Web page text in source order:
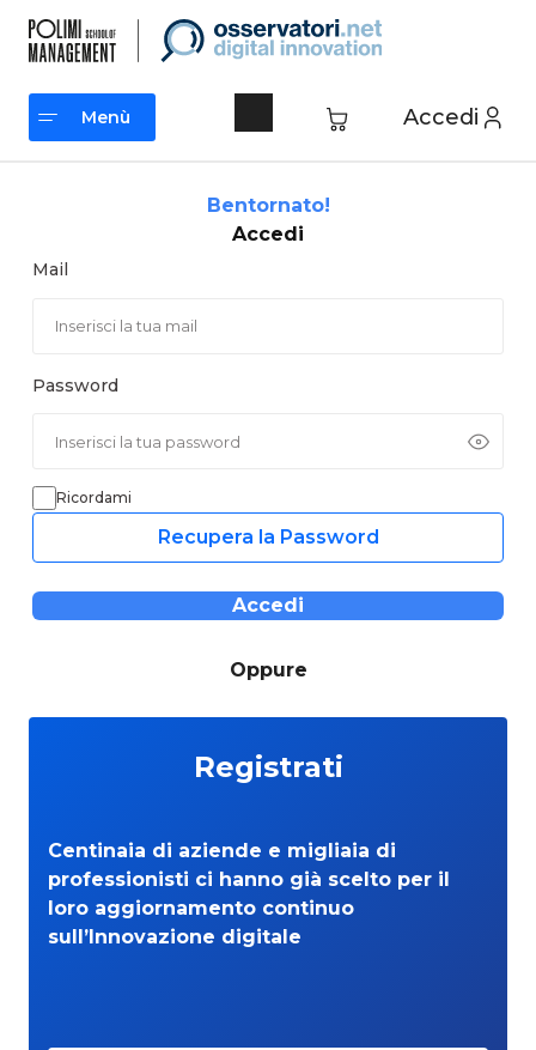
contenuto
Accedi
Menù
Bentornato!
Accedi
Mail
Password
Ricordami
Recupera la Password
Accedi
Oppure
Registrati
Centinaia di aziende e migliaia di
professionisti ci hanno già scelto per il
loro aggiornamento continuo
sull’Innovazione digitale